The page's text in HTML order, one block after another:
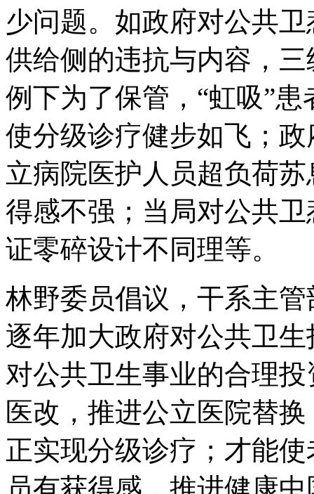
少问题。如政府对公共
供给侧的违抗与内容，
例下为了保管，“虹吸”
使分级诊疗健步如飞；
立病院医护人员超负荷
得感不强；当局对公共
证零碎设计不同理等。
林野委员倡议，干系主
逐年加大政府对公共卫
对公共卫生事业的合理
医改，推进公立医院替
正实现分级诊疗；才能